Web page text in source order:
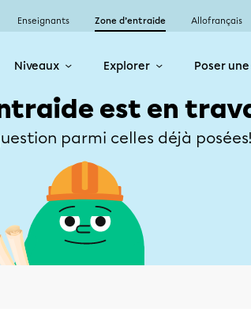
Enseignants Zone d’entraide Allofrançais
Niveaux Explorer Poser
est en
parmi celles déjà